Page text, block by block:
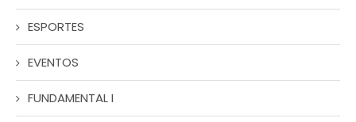
ESPORTES
EVENTOS
FUNDAMENTAL I